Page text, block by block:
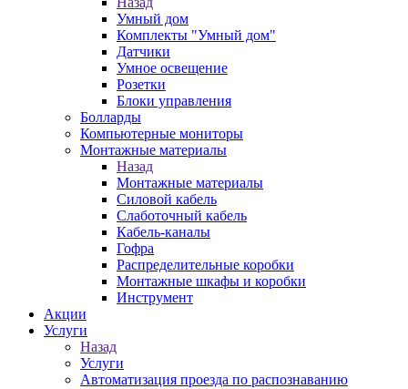
Умный дом
Комплекты "Умный дом"
Датчики
Умное освещение
Розетки
Блоки управления
Болларды
Компьютерные мониторы
Монтажные материалы
Назад
Монтажные материалы
Силовой кабель
Слаботочный кабель
Кабель-каналы
Гофра
Распределительные коробки
Монтажные шкафы и коробки
Инструмент
Акции
Услуги
Назад
Услуги
Автоматизация проезда по распознаванию